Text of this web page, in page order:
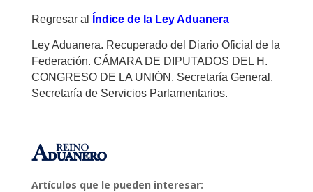
Regresar al Índice de la Ley Aduanera
Ley Aduanera. Recuperado del Diario Oficial de la
Federación. CÁMARA DE DIPUTADOS DEL H.
CONGRESO DE LA UNIÓN. Secretaría General.
Secretaría de Servicios Parlamentarios.
Artículos que le pueden interesar: